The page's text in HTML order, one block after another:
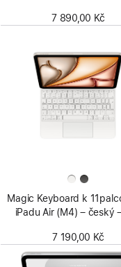
7 890,00 Kč
Magic Keyboard k
iPadu Air (M4) – český
7 190,00 Kč